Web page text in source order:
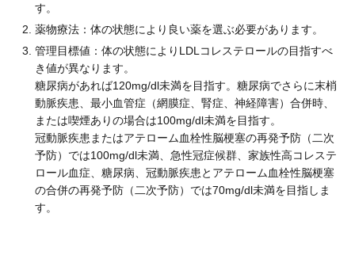
す。
薬物療法：体の状態により良い薬を選ぶ必要があります。
管理目標値：体の状態によりLDLコレステロールの目指すべ
き値が異なります。
糖尿病があれば120mg/dl未満を目指す。糖尿病でさらに末梢
動脈疾患、最小血管症（網膜症、腎症、神経障害）合併時、
または喫煙ありの場合は100mg/dl未満を目指す。
冠動脈疾患またはアテローム血栓性脳梗塞の再発予防（二次
予防）では100mg/dl未満、急性冠症候群、家族性高コレステ
ロール血症、糖尿病、冠動脈疾患とアテローム血栓性脳梗塞
の合併の再発予防（二次予防）では70mg/dl未満を目指しま
す。